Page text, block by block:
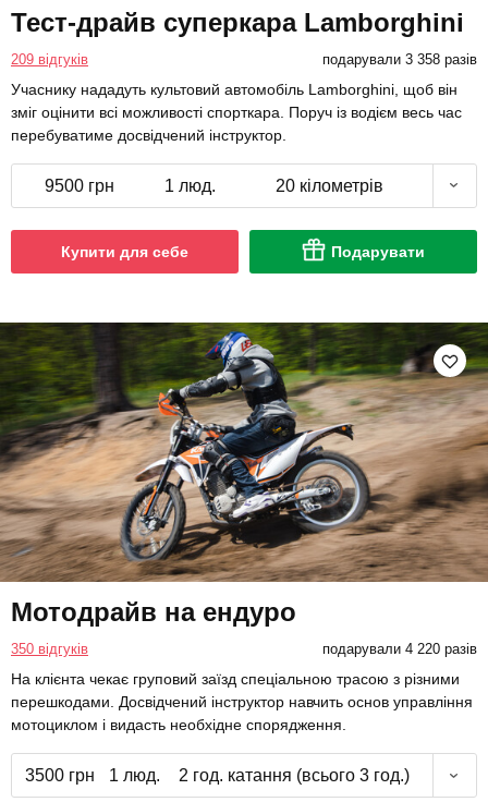
Тест-драйв суперкара Lamborghini
209 відгуків подарували 3 358 разів
Учаснику нададуть культовий автомобіль Lamborghini, щоб він
зміг оцінити всі можливості спорткара. Поруч із водієм весь час
перебуватиме досвідчений інструктор.
9500 грн 1 люд. 20 кілометрів
Купити для себе Подарувати
Мотодрайв на ендуро
350 відгуків подарували 4 220 разів
На клієнта чекає груповий заїзд спеціальною трасою з різними
перешкодами. Досвідчений інструктор навчить основ управління
мотоциклом і видасть необхідне спорядження.
3500 грн 1 люд. 2 год. катання (всього 3 год.)